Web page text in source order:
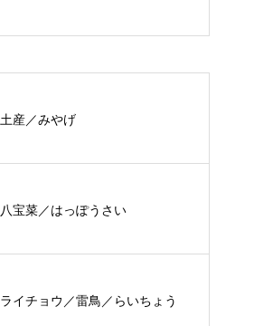
土産／みやげ
八宝菜／はっぽうさい
ライチョウ／雷鳥／らいちょう